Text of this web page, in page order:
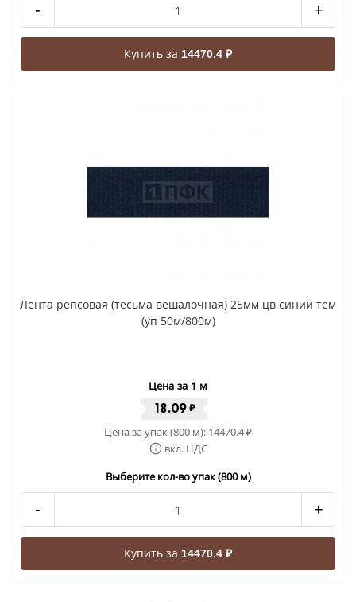
- +
Купить за 14470.4 ₽
Лента репсовая (тесьма вешалочная) 25мм цв синий тем
(уп 50м/800м)
Цена за 1 м
18.09 ₽
Цена за упак (800 м): 14470.4₽
вкл. НДС
Выберите кол-во упак (800 м)
- +
Купить за 14470.4 ₽